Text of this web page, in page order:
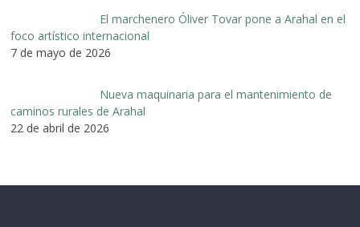
El marchenero Óliver Tovar pone a Arahal en el
foco artístico internacional
7 de mayo de 2026
Nueva maquinaria para el mantenimiento de
caminos rurales de Arahal
22 de abril de 2026